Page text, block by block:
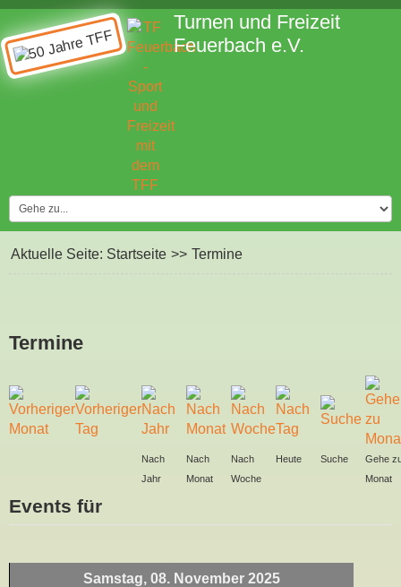
Turnen und Freizeit
Feuerbach e.V.
Aktuelle Seite: Startseite >> Termine
Termine
Nach
Jahr
Nach
Monat
Nach
Woche
Heute Suche
Gehe
Monat
Events für
Samstag, 08. November 2025